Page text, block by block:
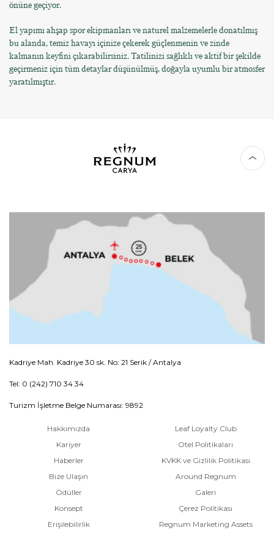
önüne geçiyor.
El yapımı ahşap spor ekipmanları ve naturel malzemelerle donatılmış
bu alanda, temiz havayı içinize çekerek güçlenmenin ve zinde
kalmanın keyfini çıkarabilirsiniz. Tatilinizi sağlıklı ve aktif bir şekilde
geçirmeniz için tüm detaylar düşünülmüş, doğayla uyumlu bir atmosfer
yaratılmıştır.
Kadriye Mah. Kadriye 30 sk. No: 21 Serik / Antalya
Tel: 0 (242) 710 34 34
Turizm İşletme Belge Numarası: 9892
Hakkımızda
Kariyer
Haberler
Bize Ulaşın
Ödüller
Konsept
Erişilebilirlik
Leaf Loyalty Club
Otel Politikaları
KVKK ve Gizlilik Politikası
Around Regnum
Galeri
Çerez Politikası
Regnum Marketing Assets